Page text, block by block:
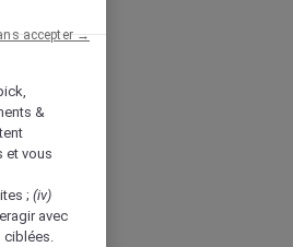
&
et vous
; (iv)
avec
ciblées.
accepter →